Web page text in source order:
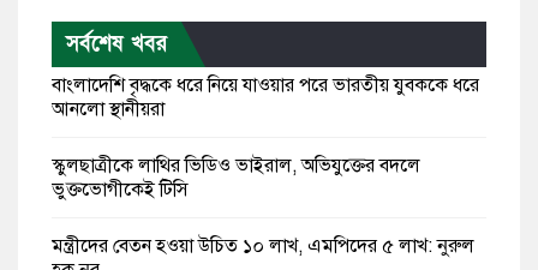
সর্বশেষ খবর
বাংলাদেশি বৃদ্ধকে ধরে নিয়ে যাওয়ার পরে ভারতীয় যুবককে ধরে
আনলো স্থানীয়রা
স্কুলছাত্রীকে লাথির ভিডিও ভাইরাল, অভিযুক্তের বদলে
ভুক্তভোগীকেই টিসি
মন্ত্রীদের বেতন হওয়া উচিত ১০ লাখ, এমপিদের ৫ লাখ: নুরুল